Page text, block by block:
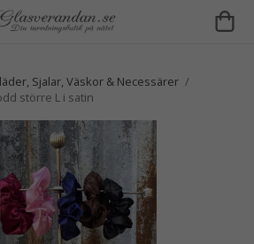
Sjalar, Väskor & Necessärer /
större L i satin